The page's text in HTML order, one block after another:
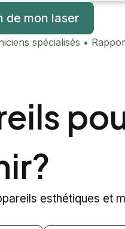
de mon laser
spécialisés •
esthétiques et